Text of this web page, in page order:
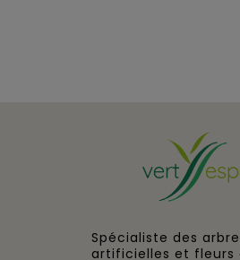
Spécialiste des
artificielles et fleurs